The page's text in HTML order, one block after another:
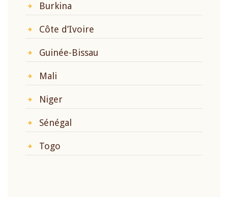
Burkina
Côte d’Ivoire
Guinée-Bissau
Mali
Niger
Sénégal
Togo